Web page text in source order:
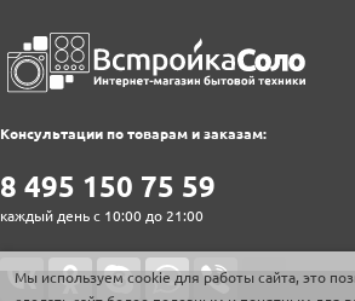
Консультации по товарам и заказам:
8‍ 4‍9‍5‍ 1‍5‍0‍ 7‍5‍ 5‍9‍
каждый день с 10:00 до 21:00
Мы используем cookie для работы сайта, это